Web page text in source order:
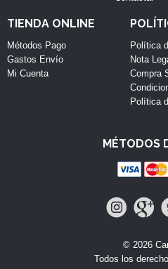
TIENDA ONLINE
Métodos Pago
Gastos Envío
Mi Cuenta
Política
Nota
Compra
Política
MÉTODOS
© 2026
Todos los